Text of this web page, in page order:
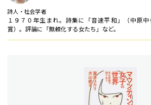
詩人・社会学者
１９７０年生まれ。詩集に「音速平和」（中原
賞）。評論に「無頼化する女たち」など。